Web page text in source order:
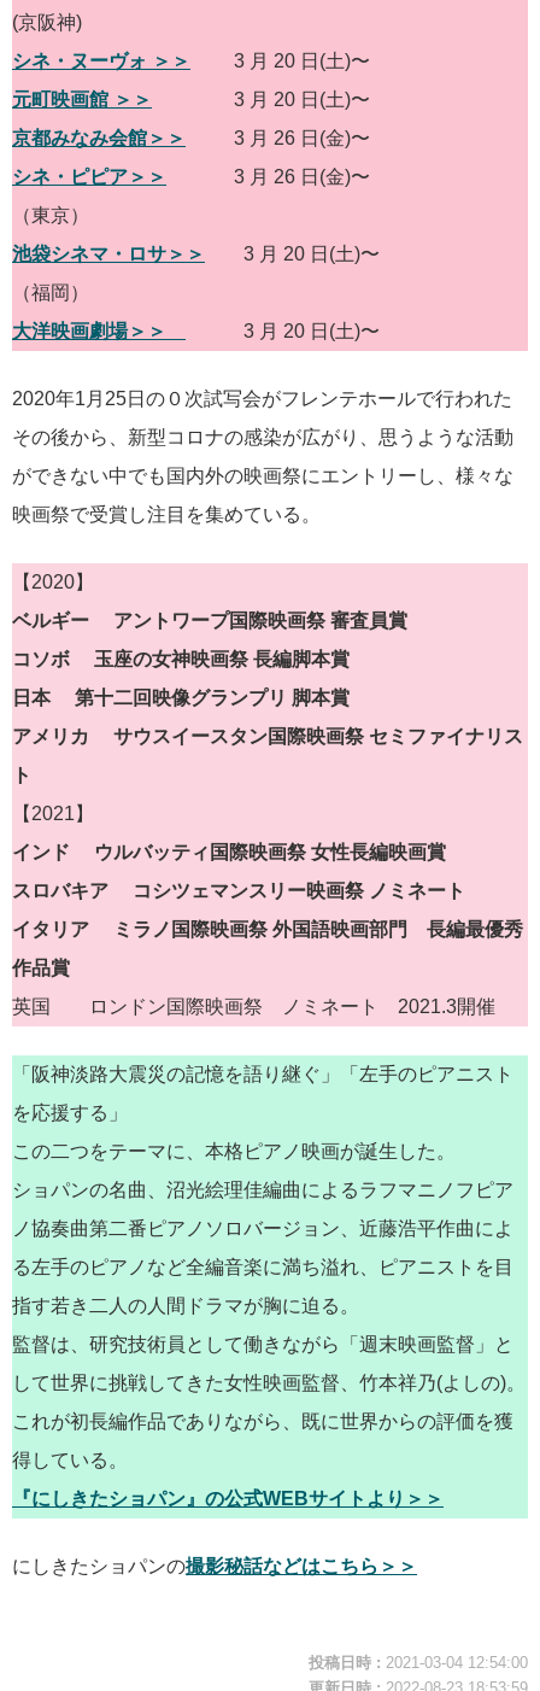
(京阪神)
シネ・ヌーヴォ ＞＞
3 月 20 日(土)〜
元町映画館 ＞＞
3 月 20 日(土)〜
京都みなみ会館＞＞
3 月 26 日(金)〜
シネ・ピピア＞＞
3 月 26 日(金)〜
（東京）
池袋シネマ・ロサ＞＞
3 月 20 日(土)〜
（福岡）
大洋映画劇場＞＞
3 月 20 日(土)〜
2020年1月25日の０次試写会がフレンテホールで行われた
その後から、新型コロナの感染が広がり、思うような活動
ができない中でも国内外の映画祭にエントリーし、様々な
映画祭で受賞し注目を集めている。
【2020】
ベルギー アントワープ国際映画祭 審査員賞
コソボ 玉座の女神映画祭 長編脚本賞
日本 第十二回映像グランプリ 脚本賞
アメリカ サウスイースタン国際映画祭 セミファイナリス
ト
【2021】
インド ウルバッティ国際映画祭 女性長編映画賞
スロバキア コシツェマンスリー映画祭 ノミネート
イタリア ミラノ国際映画祭 外国語映画部門 長編最優秀
作品賞
英国 ロンドン国際映画祭 ノミネート 2021.3開催
「阪神淡路大震災の記憶を語り継ぐ」「左手のピアニスト
を応援する」
この二つをテーマに、本格ピアノ映画が誕生した。
ショパンの名曲、沼光絵理佳編曲によるラフマニノフピア
ノ協奏曲第二番ピアノソロバージョン、近藤浩平作曲によ
る左手のピアノなど全編音楽に満ち溢れ、ピアニストを目
指す若き二人の人間ドラマが胸に迫る。
監督は、研究技術員として働きながら「週末映画監督」と
して世界に挑戦してきた女性映画監督、竹本祥乃(よしの)。
これが初長編作品でありながら、既に世界からの評価を獲
得している。
『にしきたショパン』の公式WEBサイトより＞＞
にしきたショパンの撮影秘話などはこちら＞＞
投稿日時 : 2021-03-04 12:54:00